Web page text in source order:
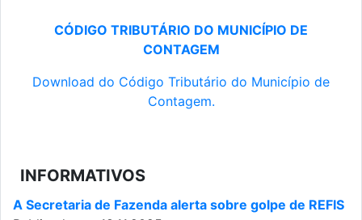
CÓDIGO TRIBUTÁRIO DO MUNICÍPIO DE
CONTAGEM
Download do Código Tributário do Município de
Contagem.
INFORMATIVOS
A Secretaria de Fazenda alerta sobre golpe de REFIS